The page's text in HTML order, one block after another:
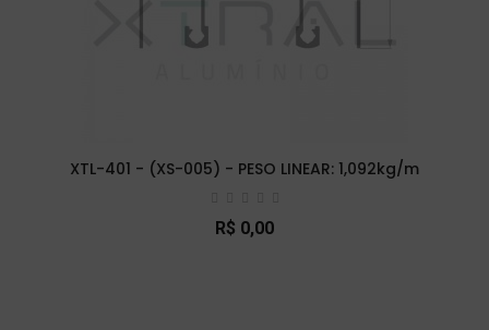
XTL-401 - (XS-005) - PESO LINEAR: 1,092kg/m
R$ 0,00